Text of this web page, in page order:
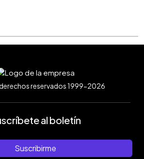
reservados 1999-2026
al boletín
Suscribirme